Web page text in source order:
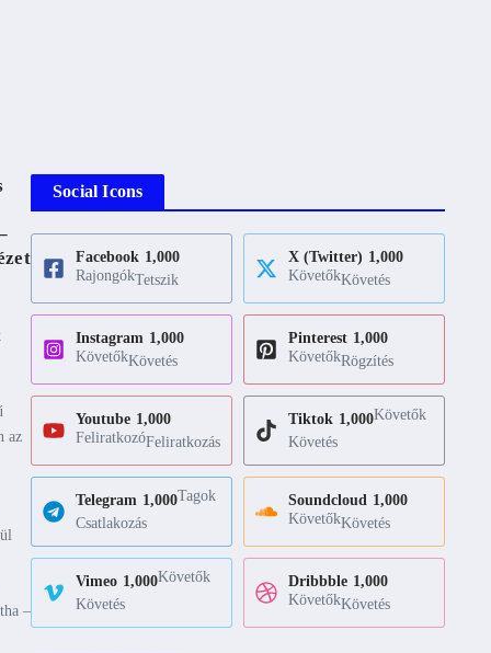
az
–
Social Icons
Facebook 1,000
RajongókTetszik
X (Twitter) 1,000
KövetőkKövetés
Instagram 1,000
KövetőkKövetés
Pinterest 1,000
KövetőkRögzítés
Youtube 1,000
FeliratkozóFeliratkozás
Tiktok 1,000Követők
Követés
Telegram 1,000Tagok
Csatlakozás
Soundcloud 1,000
KövetőkKövetés
Vimeo 1,000Követők
Követés
Dribbble 1,000
KövetőkKövetés